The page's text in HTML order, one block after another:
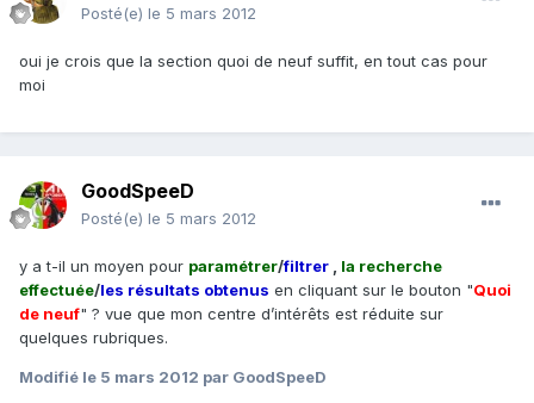
Posté(e) le 5 mars 2012
oui je crois que la section quoi de neuf suffit, en tout cas pour
moi
GoodSpeeD
Posté(e) le 5 mars 2012
y a t-il un moyen pour paramétrer/filtrer , la recherche
effectuée/les résultats obtenus en cliquant sur le bouton "Quoi
de neuf" ? vue que mon centre d’intérêts est réduite sur
quelques rubriques.
Modifié le 5 mars 2012 par GoodSpeeD